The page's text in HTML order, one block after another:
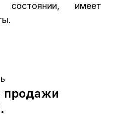
состоянии, имеет
продажи